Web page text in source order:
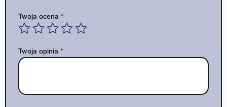
Twoja ocena *
Twoja opinia *